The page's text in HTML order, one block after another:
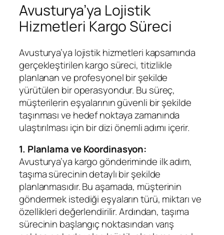
Avusturya’ya Lojistik
Hizmetleri Kargo Süreci
Avusturya’ya lojistik hizmetleri kapsamında
gerçekleştirilen kargo süreci, titizlikle
planlanan ve profesyonel bir şekilde
yürütülen bir operasyondur. Bu süreç,
müşterilerin eşyalarının güvenli bir şekilde
taşınması ve hedef noktaya zamanında
ulaştırılması için bir dizi önemli adımı içerir.
1. Planlama ve Koordinasyon:
Avusturya’ya kargo gönderiminde ilk adım,
taşıma sürecinin detaylı bir şekilde
planlanmasıdır. Bu aşamada, müşterinin
göndermek istediği eşyaların türü, miktarı ve
özellikleri değerlendirilir. Ardından, taşıma
sürecinin başlangıç noktasından varış